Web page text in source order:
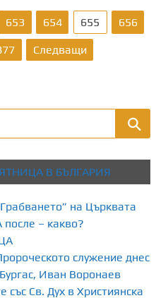
653 654 655 656
Следващи
В БЪЛГАРИЯ
на Църквата
– какво?
служение днес
Иван Воронаев
със Св. Дух в Християнска